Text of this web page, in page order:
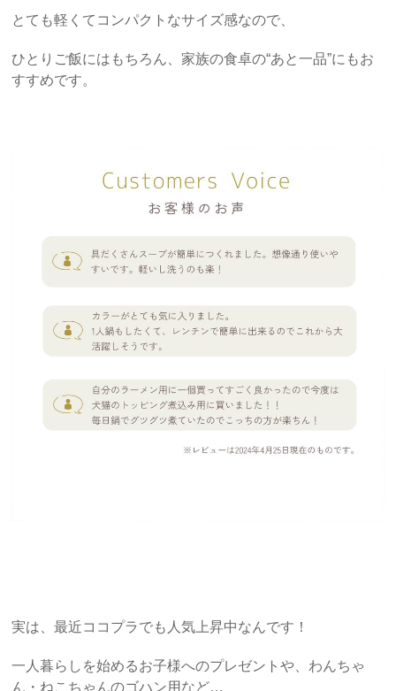
とても軽くてコンパクトなサイズ感なので、
ひとりご飯にはもちろん、家族の食卓の“あと一品”にもお
すすめです。
実は、最近ココプラでも人気上昇中なんです！
一人暮らしを始めるお子様へのプレゼントや、わんちゃ
ん・ねこちゃんのゴハン用など…